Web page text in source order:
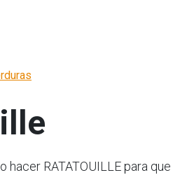
hacer RATATOUILLE para que